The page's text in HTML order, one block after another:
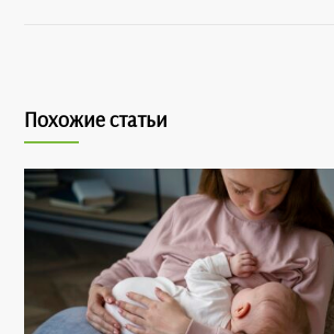
Похожие статьи